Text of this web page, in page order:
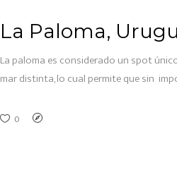
La Paloma,
La paloma es considerado un spot
mar distinta, lo cual permite que sin
0